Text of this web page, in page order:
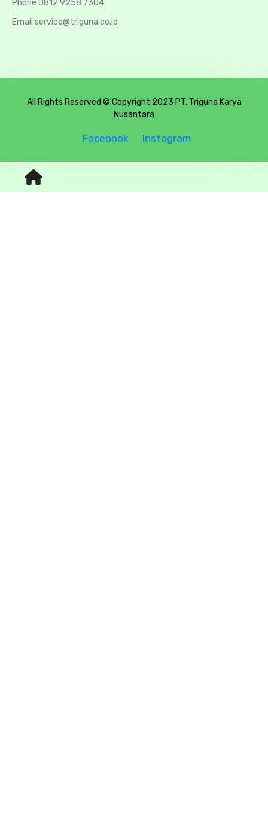
Phone 0812 9258 7304
Email service@triguna.co.id
All Rights Reserved © Copyright 2023 PT. Triguna Karya
Nusantara
Facebook Instagram